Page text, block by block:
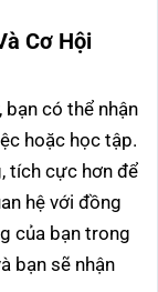
Cơ Hội
bạn có thể nhận
hoặc học tập.
tích cực hơn để
hệ với đồng
của bạn trong
bạn sẽ nhận